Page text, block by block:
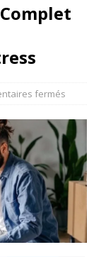
fermés